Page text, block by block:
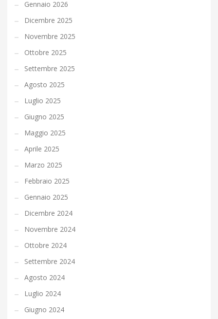
Gennaio 2026
Dicembre 2025
Novembre 2025
Ottobre 2025
Settembre 2025
Agosto 2025
Luglio 2025
Giugno 2025
Maggio 2025
Aprile 2025
Marzo 2025
Febbraio 2025
Gennaio 2025
Dicembre 2024
Novembre 2024
Ottobre 2024
Settembre 2024
Agosto 2024
Luglio 2024
Giugno 2024